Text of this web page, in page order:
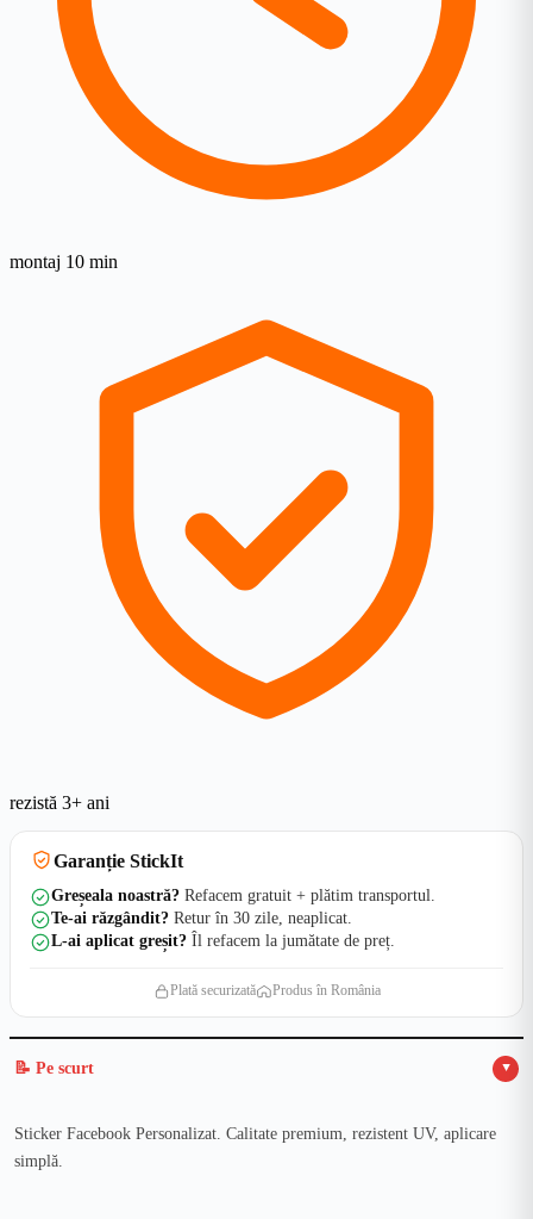
montaj 10 min
rezistă 3+ ani
Garanție StickIt
Greșeala noastră? Refacem gratuit + plătim transportul.
Te-ai răzgândit? Retur în 30 zile, neaplicat.
L-ai aplicat greșit? Îl refacem la jumătate de preț.
Plată securizată Produs în România
📝 Pe scurt ▲
Sticker Facebook Personalizat. Calitate premium, rezistent UV, aplicare
simplă.